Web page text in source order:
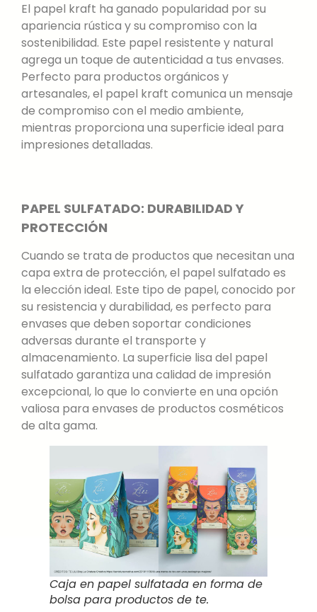
El papel kraft ha ganado popularidad por su
apariencia rústica y su compromiso con la
sostenibilidad. Este papel resistente y natural
agrega un toque de autenticidad a tus envases.
Perfecto para productos orgánicos y
artesanales, el papel kraft comunica un mensaje
de compromiso con el medio ambiente,
mientras proporciona una superficie ideal para
impresiones detalladas.
PAPEL SULFATADO: DURABILIDAD Y
PROTECCIÓN
Cuando se trata de productos que necesitan una
capa extra de protección, el papel sulfatado es
la elección ideal. Este tipo de papel, conocido por
su resistencia y durabilidad, es perfecto para
envases que deben soportar condiciones
adversas durante el transporte y
almacenamiento. La superficie lisa del papel
sulfatado garantiza una calidad de impresión
excepcional, lo que lo convierte en una opción
valiosa para envases de productos cosméticos
de alta gama.
Caja en papel sulfatada en forma de
bolsa para productos de te.